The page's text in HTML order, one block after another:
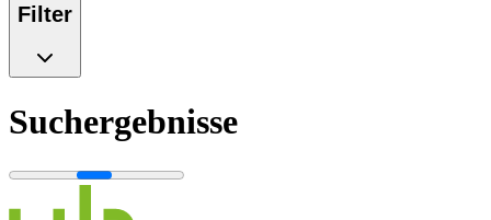
Filter
Suchergebnisse